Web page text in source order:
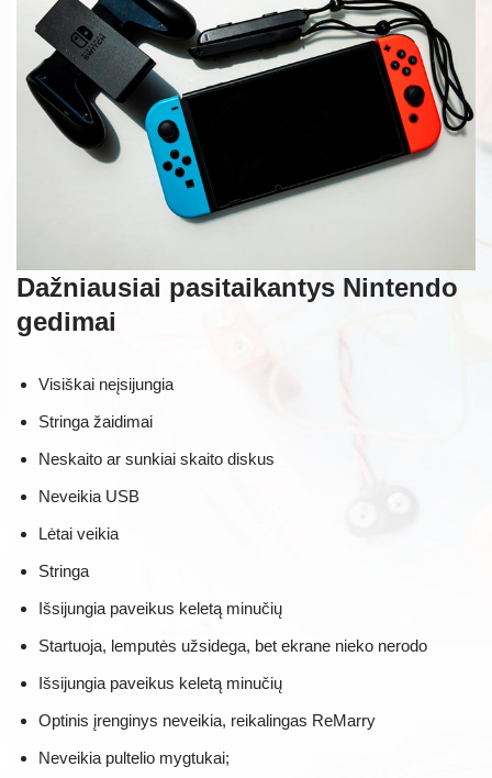
Dažniausiai pasitaikantys Nintendo
gedimai
Visiškai neįsijungia
Stringa žaidimai
Neskaito ar sunkiai skaito diskus
Neveikia USB
Lėtai veikia
Stringa
Išsijungia paveikus keletą minučių
Startuoja, lemputės užsidega, bet ekrane nieko nerodo
Išsijungia paveikus keletą minučių
Optinis įrenginys neveikia, reikalingas ReMarry
Neveikia pultelio mygtukai;